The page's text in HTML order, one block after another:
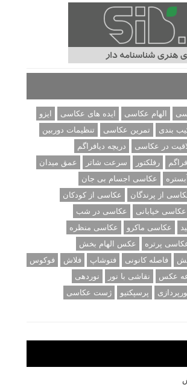
الهام عکاسی ایده های عکاسی
ایزو
بندی تمرین عکاسی
تنظیمات دوربین
در عکاسی
دریچه دیافراگم
رفلکتور سرعت شاتر
عمق میدان
عکاسی اجسام بی جان
از پرندگان
عکاسی از کودکان
عکاسی خیابانی
عکاسی در شب
عکاسی ماکرو
عکاسی منظره
پرتره
عکس الهام بخش
فاصله کانونی فتوشاپ فلاش
فوکوس
عکس نقاشی با نور
نوردهی
پرسپکتیو ژست عکاسی